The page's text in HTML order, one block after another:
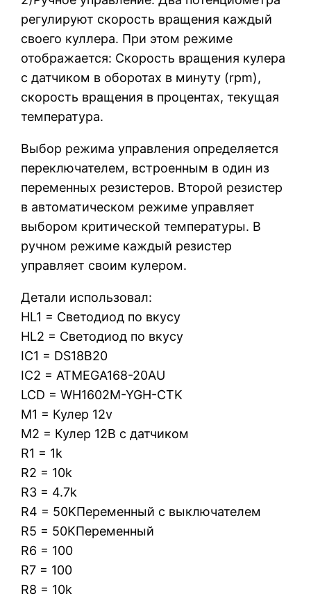
регулируют скорость вращения каждый
своего куллера. При этом режиме
отображается: Скорость вращения кулера
с датчиком в оборотах в минуту (rpm),
скорость вращения в процентах, текущая
температура.
Выбор режима управления определяется
переключателем, встроенным в один из
переменных резистеров. Второй резистер
в автоматическом режиме управляет
выбором критической температуры. В
ручном режиме каждый резистер
управляет своим кулером.
Детали использовал:
HL1 = Светодиод по вкусу
HL2 = Светодиод по вкусу
IC1 = DS18B20
IC2 = ATMEGA168-20AU
LCD = WH1602M-YGH-CTK
M1 = Кулер 12v
M2 = Кулер 12В с датчиком
R1 = 1k
R2 = 10k
R3 = 4.7k
R4 = 50KПеременный с выключателем
R5 = 50KПеременный
R6 = 100
R7 = 100
R8 = 10k